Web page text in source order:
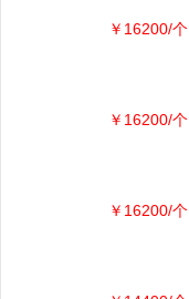
￥16200/个
￥16200/个
￥16200/个